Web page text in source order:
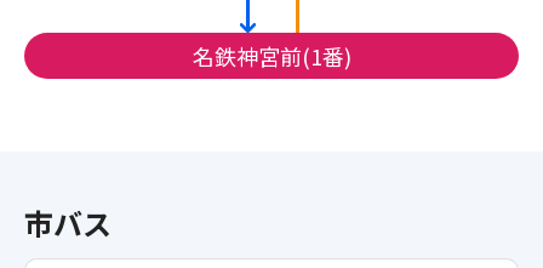
名鉄神宮前(1番)
市バス